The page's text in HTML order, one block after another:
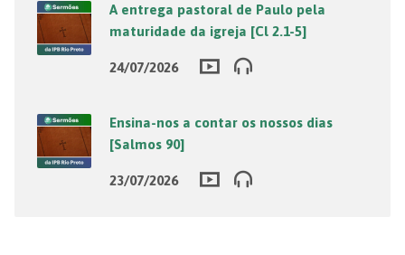
A entrega pastoral de Paulo pela
maturidade da igreja [Cl 2.1-5]
24/07/2026
Ensina-nos a contar os nossos dias
[Salmos 90]
23/07/2026